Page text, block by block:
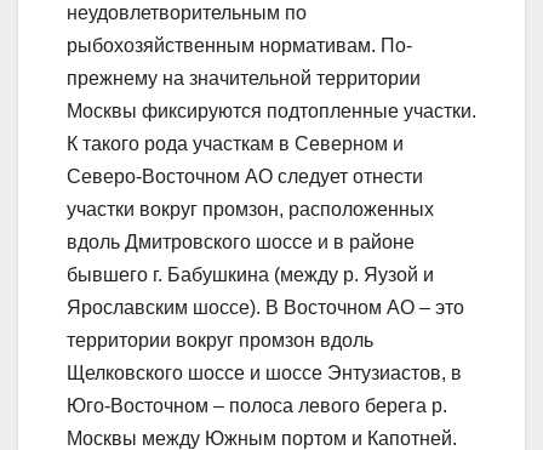
неудовлетворительным по
рыбохозяйственным нормативам. По-
прежнему на значительной территории
Москвы фиксируются подтопленные участки.
К такого рода участкам в Северном и
Северо-Восточном АО следует отнести
участки вокруг промзон, расположенных
вдоль Дмитровского шоссе и в районе
бывшего г. Бабушкина (между р. Яузой и
Ярославским шоссе). В Восточном АО – это
территории вокруг промзон вдоль
Щелковского шоссе и шоссе Энтузиастов, в
Юго-Восточном – полоса левого берега р.
Москвы между Южным портом и Капотней.